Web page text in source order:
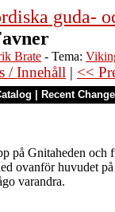
guda-
Brate - Tema:
/ Innehåll | <<
Recent
på Gnitaheden
ovanför huvudet
varandra.